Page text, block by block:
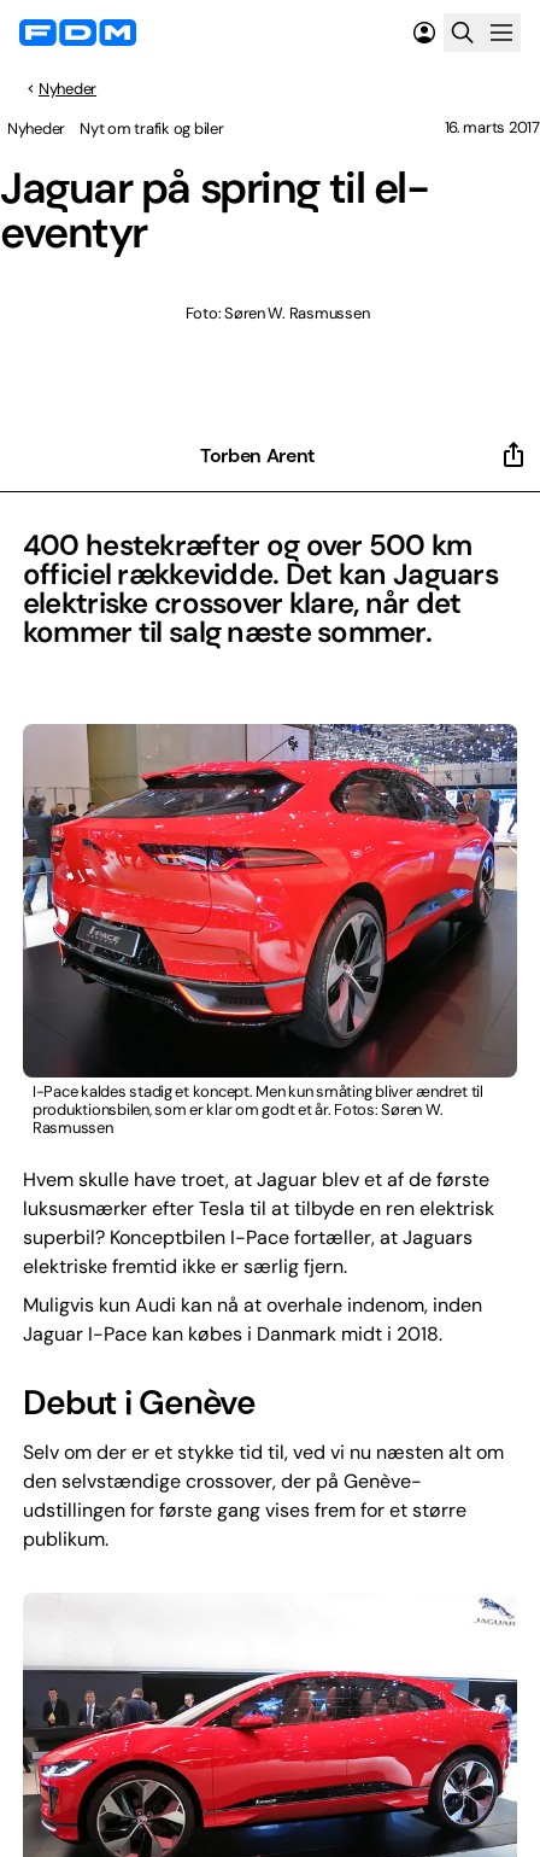
Nyheder
Jaguar på spring til el-
eventyr
Nyheder Nyt om trafik og biler 16. marts 2017
Foto: Søren W. Rasmussen
Torben Arent
400 hestekræfter og over 500 km
officiel rækkevidde. Det kan Jaguars
elektriske crossover klare, når det
kommer til salg næste sommer.
I-Pace kaldes stadig et koncept. Men kun småting bliver ændret til
produktionsbilen, som er klar om godt et år. Fotos: Søren W.
Rasmussen
Hvem skulle have troet, at Jaguar blev et af de første
luksusmærker efter Tesla til at tilbyde en ren elektrisk
superbil? Konceptbilen I-Pace fortæller, at Jaguars
elektriske fremtid ikke er særlig fjern.
Muligvis kun Audi kan nå at overhale indenom, inden
Jaguar I-Pace kan købes i Danmark midt i 2018.
Debut i Genève
Selv om der er et stykke tid til, ved vi nu næsten alt om
den selvstændige crossover, der på Genève-
udstillingen for første gang vises frem for et større
publikum.